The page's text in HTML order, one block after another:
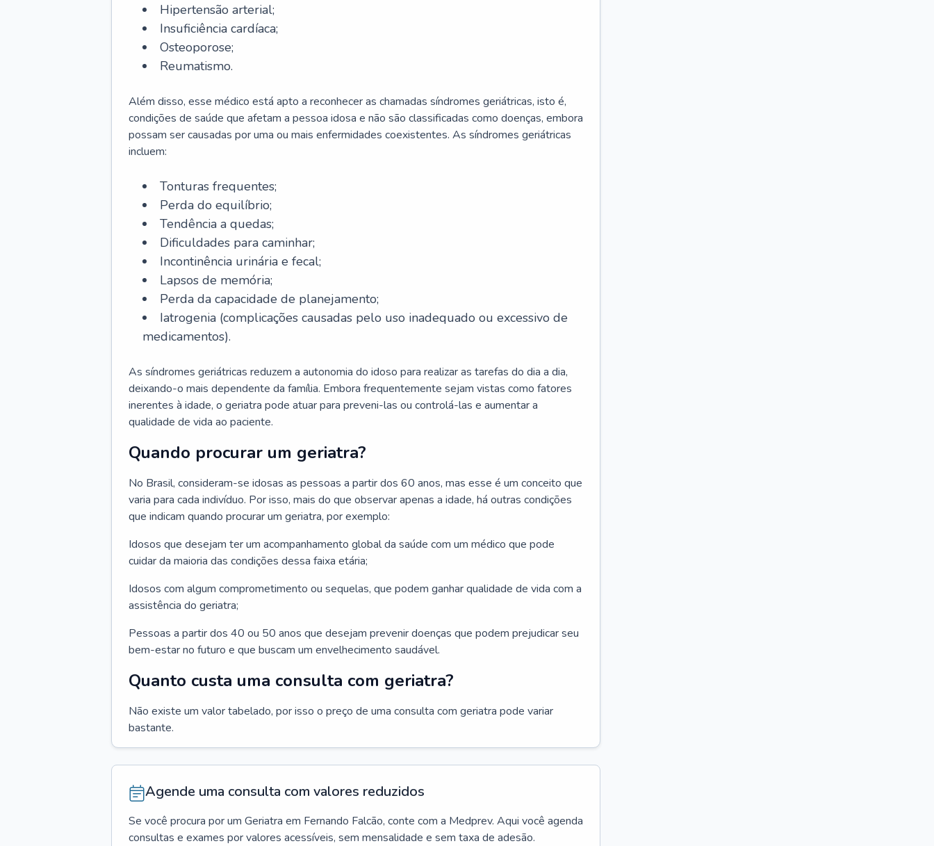
Hipertensão arterial;
Insuficiência cardíaca;
Osteoporose;
Reumatismo.
Além disso, esse médico está apto a reconhecer as chamadas síndromes geriátricas, isto é,
condições de saúde que afetam a pessoa idosa e não são classificadas como doenças, embora
possam ser causadas por uma ou mais enfermidades coexistentes. As síndromes geriátricas
incluem:
Tonturas frequentes;
Perda do equilíbrio;
Tendência a quedas;
Dificuldades para caminhar;
Incontinência urinária e fecal;
Lapsos de memória;
Perda da capacidade de planejamento;
Iatrogenia (complicações causadas pelo uso inadequado ou excessivo de
medicamentos).
As síndromes geriátricas reduzem a autonomia do idoso para realizar as tarefas do dia a dia,
deixando-o mais dependente da família. Embora frequentemente sejam vistas como fatores
inerentes à idade, o geriatra pode atuar para preveni-las ou controlá-las e aumentar a
qualidade de vida ao paciente.
Quando procurar um geriatra?
No Brasil, consideram-se idosas as pessoas a partir dos 60 anos, mas esse é um conceito que
varia para cada indivíduo. Por isso, mais do que observar apenas a idade, há outras condições
que indicam quando procurar um geriatra, por exemplo:
Idosos que desejam ter um acompanhamento global da saúde com um médico que pode
cuidar da maioria das condições dessa faixa etária;
Idosos com algum comprometimento ou sequelas, que podem ganhar qualidade de vida com a
assistência do geriatra;
Pessoas a partir dos 40 ou 50 anos que desejam prevenir doenças que podem prejudicar seu
bem-estar no futuro e que buscam um envelhecimento saudável.
Quanto custa uma consulta com geriatra?
Não existe um valor tabelado, por isso o preço de uma consulta com geriatra pode variar
bastante.
Agende uma consulta com valores reduzidos
Se você procura por um Geriatra em Fernando Falcão, conte com a Medprev. Aqui você agenda
consultas e exames por valores acessíveis, sem mensalidade e sem taxa de adesão.